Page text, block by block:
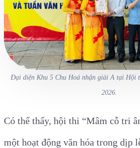
Đại diện Khu 5 Chu Hoá nhận giải A tại Hội
2026.
Có thể thấy, hội thi “Mâm cỗ tri
một hoạt động văn hóa trong dịp